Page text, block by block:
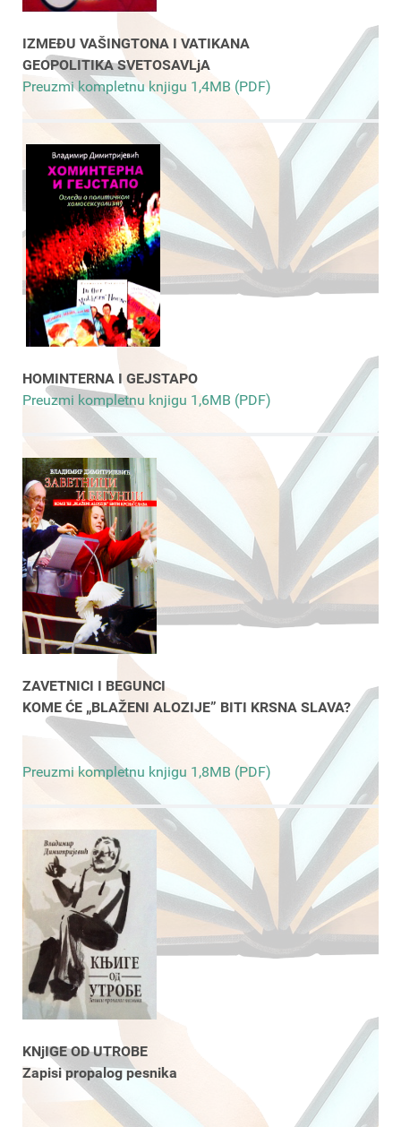
IZMEĐU VAŠINGTONA I VATIKANA
GEOPOLITIKA SVETOSAVLjA
Preuzmi kompletnu knjigu 1,4MB (PDF)
HOMINTERNA I GEJSTAPO
Preuzmi kompletnu knjigu 1,6MB (PDF)
ZAVETNICI I BEGUNCI
KOME ĆE „BLAŽENI ALOZIJE” BITI KRSNA SLAVA?
Preuzmi kompletnu knjigu 1,8MB (PDF)
KNjIGE OD UTROBE
Zapisi propalog pesnika